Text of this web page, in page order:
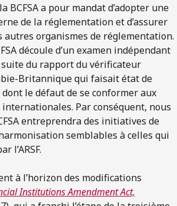
BCFSA a pour mandat d’adopter une
de la réglementation et d’assurer
autres organismes de réglementation.
découle d’un examen indépendant
suite du rapport du vérificateur
Britannique qui faisait état de
dont le défaut de se conformer aux
Par conséquent, nous
entreprendra des initiatives de
semblables à celles qui
l’ARSF.
à l’horizon des modifications
Institutions Amendment Act,